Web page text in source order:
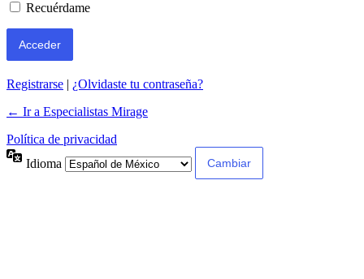
Recuérdame
Registrarse | ¿Olvidaste tu contraseña?
← Ir a Especialistas Mirage
Política de privacidad
Idioma